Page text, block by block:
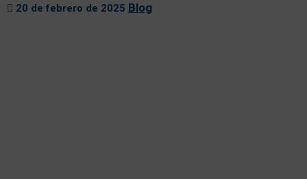
20 de febrero de 2025 Blog